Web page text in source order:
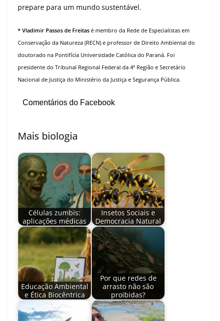
prepare para um mundo sustentável.
* Vladimir Passos de Freitas é membro da Rede de Especialistas em
Conservação da Natureza (RECN) e professor de Direito Ambiental do
doutorado na Pontifícia Universidade Católica do Paraná. Foi
presidente do Tribunal Regional Federal da 4ª Região e Secretário
Nacional de Justiça do Ministério da Justiça e Segurança Pública.
Comentários do Facebook
Mais biologia
Células zumbis:
aplicações médicas
Insetos Sociais e
Democracia Natural
Educação Ambiental
e Ética Biocêntrica
Por que redes de
arrasto não são
proibidas?